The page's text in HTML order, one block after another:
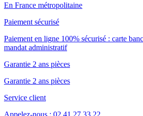
En France métropolitaine
Paiement sécurisé
Paiement en ligne 100% sécurisé : carte
mandat administratif
Garantie 2 ans pièces
Garantie 2 ans pièces
Service client
Appelez-nous : 02 41 27 33 22